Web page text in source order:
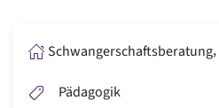
Schwangerschaftsberatung,
Pädagogik